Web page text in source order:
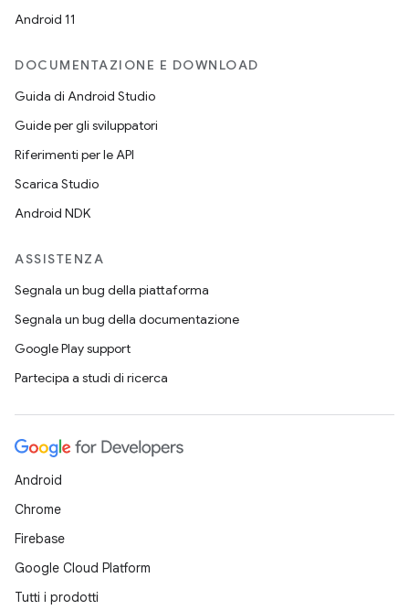
Android 11
DOCUMENTAZIONE E DOWNLOAD
Guida di Android Studio
Guide per gli sviluppatori
Riferimenti per le API
Scarica Studio
Android NDK
ASSISTENZA
Segnala un bug della piattaforma
Segnala un bug della documentazione
Google Play support
Partecipa a studi di ricerca
Android
Chrome
Firebase
Google Cloud Platform
Tutti i prodotti